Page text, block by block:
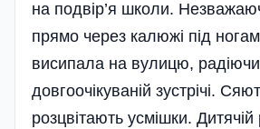
на подвір’я школи.
прямо через калюжі під
висипала на вулицю, радіючи
довгоочікуваній зустрічі.
розцвітають усмішки.